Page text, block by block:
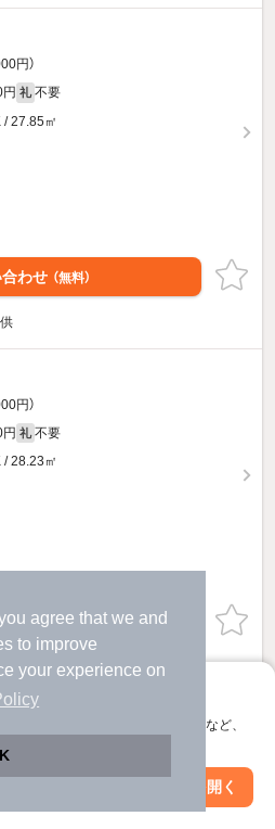
agree that we and
to improve
your experience on
サクサクお部屋探し
る。マップ検索やお気に入り保存など、
アプリを開く
円）
礼 不要
/ 27.85㎡
わせ （無料）
円）
礼 不要
/ 28.23㎡
合わせ（無料）
円）
円 礼 不要
絞り込み条件を変更